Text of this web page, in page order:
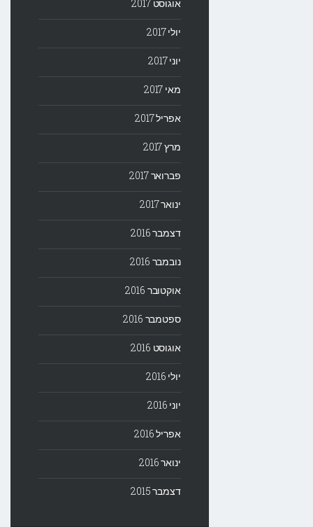
אוגוסט 2017
יולי 2017
יוני 2017
מאי 2017
אפריל 2017
מרץ 2017
פברואר 2017
ינואר 2017
דצמבר 2016
נובמבר 2016
אוקטובר 2016
ספטמבר 2016
אוגוסט 2016
יולי 2016
יוני 2016
אפריל 2016
ינואר 2016
דצמבר 2015